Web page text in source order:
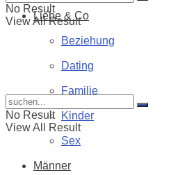
Liebe & Co
Beziehung
Dating
Familie
Kinder
Sex
Männer
No Result
View All Result
No Result
View All Result